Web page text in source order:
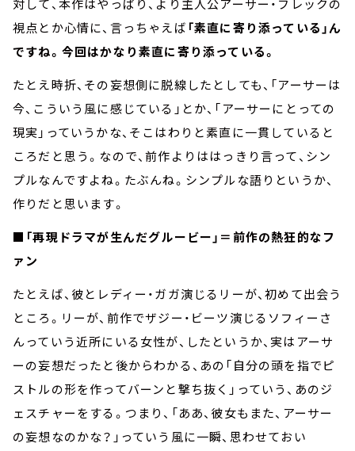
対して、本作はやっぱり、より主人公アーサー・フレックの
視点とか心情に、言っちゃえば 「素直に寄り添っている」ん
ですね。今回はかなり素直に寄り添っている。
たとえ時折、その妄想側に脱線したとしても、「アーサーは
今、こういう風に感じている」とか、「アーサーにとっての
現実」っていうかな、そこはわりと素直に一貫していると
ころだと思う。なので、前作よりははっきり言って、シン
プルなんですよね。たぶんね。シンプルな語りというか、
作りだと思います。
■「再現ドラマが生んだグルービー」＝前作の熱狂的なフ
ァン
たとえば、彼とレディー・ガガ演じるリーが、初めて出会う
ところ。リーが、前作でザジー・ビーツ演じるソフィーさ
んっていう近所にいる女性が、したというか、実はアーサ
ーの妄想だったと後からわかる、あの「自分の頭を指でピ
ストルの形を作ってバーンと撃ち抜く」っていう、あのジ
ェスチャーをする。つまり、「ああ、彼女もまた、アーサー
の妄想なのかな？」っていう風に一瞬、思わせておい